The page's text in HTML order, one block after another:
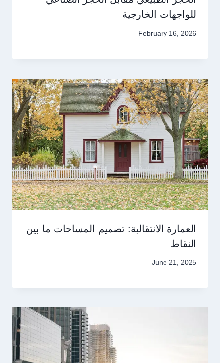
للواجهات الخارجية
February 16, 2026
العمارة الانتقالية: تصميم المساحات ما بين
النقاط
June 21, 2025